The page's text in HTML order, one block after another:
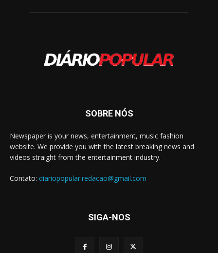
SOBRE NÓS
Newspaper is your news, entertainment, music fashion
website. We provide you with the latest breaking news and
videos straight from the entertainment industry.
Contato: diariopopular.redacao@gmail.com
SIGA-NOS